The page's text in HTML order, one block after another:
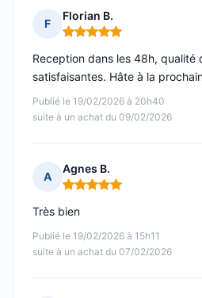
F
Florian B.
Note : 5 sur 5
Publié le 19/02/2026 à 20h40
suite à un achat du 09/02/2026
Reception dans les 48h, qualité
satisfaisantes. Hâte à la
A
Agnes B.
Note : 5 sur 5
Publié le 19/02/2026 à 15h11
suite à un achat du 07/02/2026
Très bien